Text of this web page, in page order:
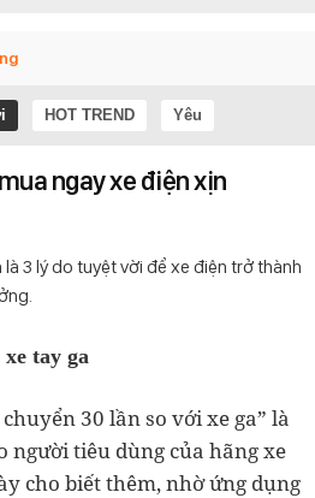
HOT TREND Yêu
ngay xe điện xịn
3 lý do tuyệt vời để xe điện trở thành
tay ga
30 lần so với xe ga” là
người tiêu dùng của hãng xe
cho biết thêm, nhờ ứng dụng